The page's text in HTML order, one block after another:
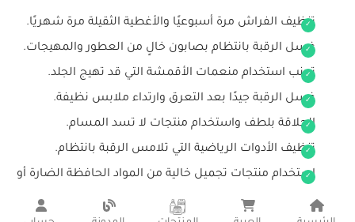
تنظيف الفراش مرة أسبوعيًا والأغطية الثقيلة مرة شهريًا.
غسل الرقبة بانتظام بصابون خالٍ من العطور والمهيجات.
تجنب استخدام منعمات الأقمشة التي قد تهيج الجلد.
غسل الرقبة جيدًا بعد التعرق وارتداء ملابس نظيفة.
الحلاقة بلطف واستخدام منتجات لا تسد المسام.
تنظيف الأدوات الرياضية التي تلامس الرقبة بانتظام.
استخدام منتجات تجميل خالية من المواد الحافظة الضارة أو
العطور الاصطناعية.